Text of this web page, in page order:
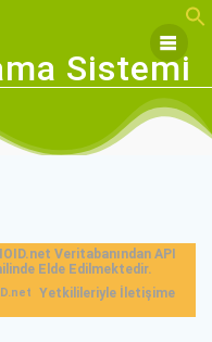
Sistemi
Veritabanından API
Elde Edilmektedir.
Yetkilileriyle İletişime